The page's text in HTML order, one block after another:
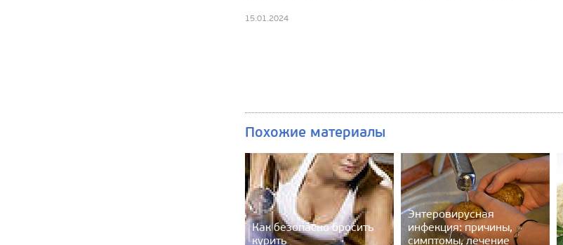
15.01.2024
Похожие материалы
Как безопасно бросить
курить
Энтеровирусная
инфекция: причины,
симптомы, лечение